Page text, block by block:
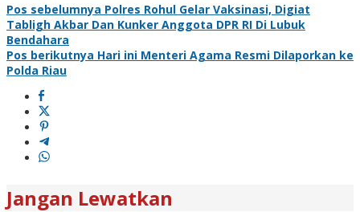
Pos sebelumnya Polres Rohul Gelar Vaksinasi, Digiat
Tabligh Akbar Dan Kunker Anggota DPR RI Di Lubuk
Bendahara
Pos berikutnya Hari ini Menteri Agama Resmi Dilaporkan ke
Polda Riau
Jangan Lewatkan